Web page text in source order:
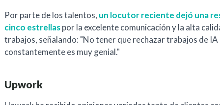
Por parte de los talentos, un locutor reciente dejó una
cinco estrellaspor la excelente comunicación y la alta
trabajos, señalando: "No tener que rechazar trabajos de IA
constantemente es muy genial."
Upwork